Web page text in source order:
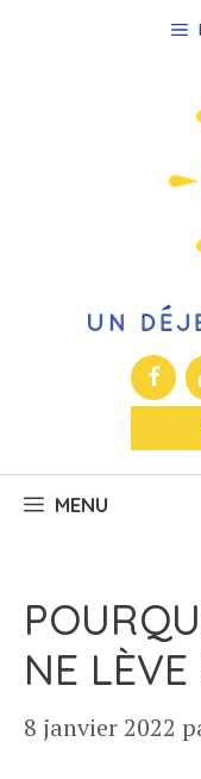
MENU
NE LÈVE
8 janvier 2022